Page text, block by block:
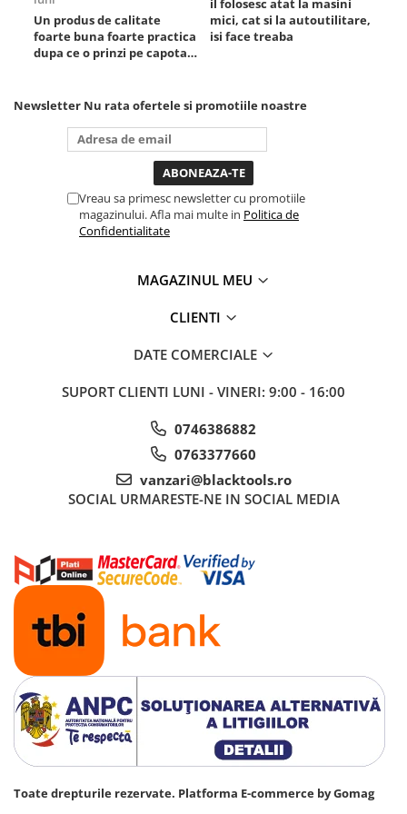
Un produs de calitate
foarte buna foarte practica
dupa ce o prinzi pe capota
nevoie lumina puternica si
destul de mult dar daca o
bagi la priza nu mai ai
treaba toata ziua ,ce...
il folosesc atat la masini
mici, cat si la autoutilitare,
isi face treaba
Newsletter Nu rata ofertele si promotiile noastre
Vreau sa primesc newsletter cu promotiile
magazinului. Afla mai multe in Politica de
Confidentialitate
MAGAZINUL MEU
CLIENTI
DATE COMERCIALE
SUPORT CLIENTI LUNI - VINERI: 9:00 - 16:00
0746386882
0763377660
vanzari@blacktools.ro
SOCIAL URMARESTE-NE IN SOCIAL MEDIA
Toate drepturile rezervate. Platforma E-commerce by Gomag